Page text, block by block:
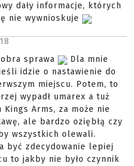
dały informacje, których
nie wywnioskuje
sprawa
Dla mnie
idzie o nastawienie do
miejscu. Potem, to
wypadł umarex a tuż
Kings Arms, za może nie
ale bardzo oziębłą czy
wszystkich olewali.
być zdecydowanie lepiej
to jakby nie było czynnik